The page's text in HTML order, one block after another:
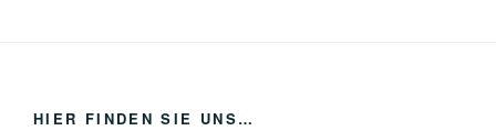
HIER FINDEN SIE UNS…